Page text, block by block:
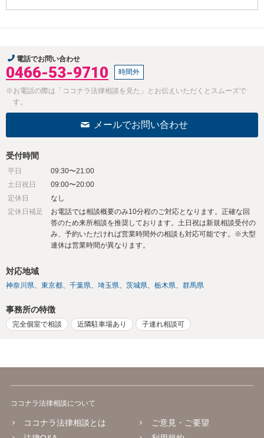
電話でお問い合わせ
0466-53-9710 時間外
※お電話の際は「ココナラ法律相談を見た」とお伝えいただくとスムーズで
す。
メールでお問い合わせ
受付時間
平日
09:30〜21:00
土日祝日
09:00〜20:00
定休日
なし
定休日補足
お電話では相談概要のみ10分程のご対応となります。正確な回
答のため来所相談を推奨しております。土日祝は新規相談受付の
み、予約いただければ営業時間外の相談も対応可能です。※大型
連休は営業時間が異なります。
対応地域
神奈川県 東京都 千葉県 埼玉県 茨城県 栃木県 群馬県
事務所の特徴
完全個室で相談 近隣駐車場あり 子連れ相談可
ココナラ法律相談について
ココナラ法律相談とは
ご意見・ご要望